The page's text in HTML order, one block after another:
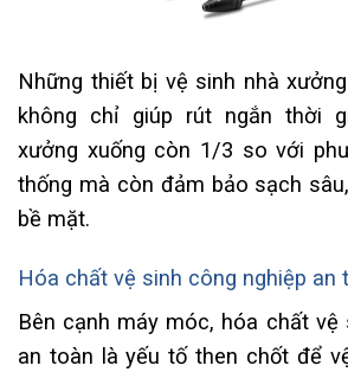
Những thiết bị vệ sinh nhà
không chỉ giúp rút ngắn thời
xưởng xuống còn 1/3 so với
thống mà còn đảm bảo sạch
bề mặt.
Hóa chất vệ sinh công nghiệp an
Bên cạnh máy móc, hóa chất vệ
an toàn là yếu tố then chốt để